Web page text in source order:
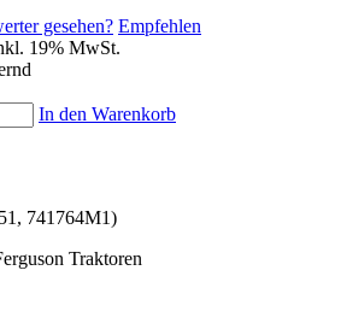
gesehen? Empfehlen
19% MwSt.
In den Warenkorb
741764M1)
Traktoren